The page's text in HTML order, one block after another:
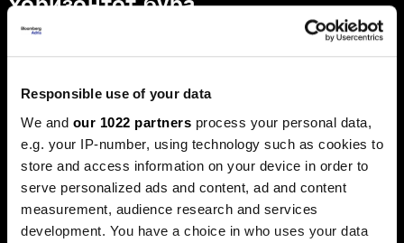
Responsible use of your data
We and our 1022 partners process your personal data,
e.g. your IP-number, using technology such as cookies to
store and access information on your device in order to
serve personalized ads and content, ad and content
measurement, audience research and services
development. You have a choice in who uses your data
хоризонтот бура
Акциите на технолошките компании ја засилуваат
еуфоријата, политичките потреси и инфлацијата ги